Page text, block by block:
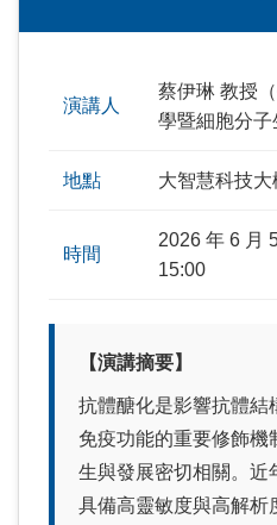
演講人
蔡伊琳 教授
學暨細胞分子
地點 大智慧科技
時間
2026 年 6 月
15:00
【演講摘要】
抗體醣化是影響抗體結
免疫功能的重要修飾機
生與發展密切相關。近
具備高靈敏度與高解析